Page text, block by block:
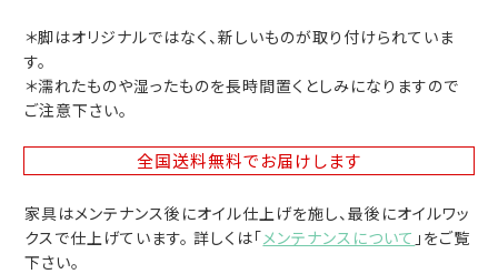
＊脚はオリジナルではなく、新しいものが取り付けられていま
す。
＊濡れたものや湿ったものを長時間置くとしみになりますので
ご注意下さい。
全国送料無料でお届けします
家具はメンテナンス後にオイル仕上げを施し、最後にオイルワッ
クスで仕上げています。 詳しくは「メンテナンスについて 」をご覧
下さい。